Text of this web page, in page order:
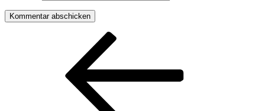
Beitragsnavigation